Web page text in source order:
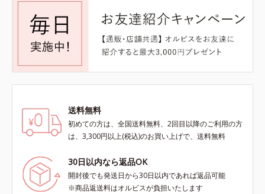
送料無料
初めての方は、全国送料無料、2回目以降のご利用の方
は、3,300円以上(税込)のお買い上げで、送料無料
30日以内なら返品OK
開封後でも発送日から30日以内であれば返品可能
※商品返送料はオルビスが負担いたします